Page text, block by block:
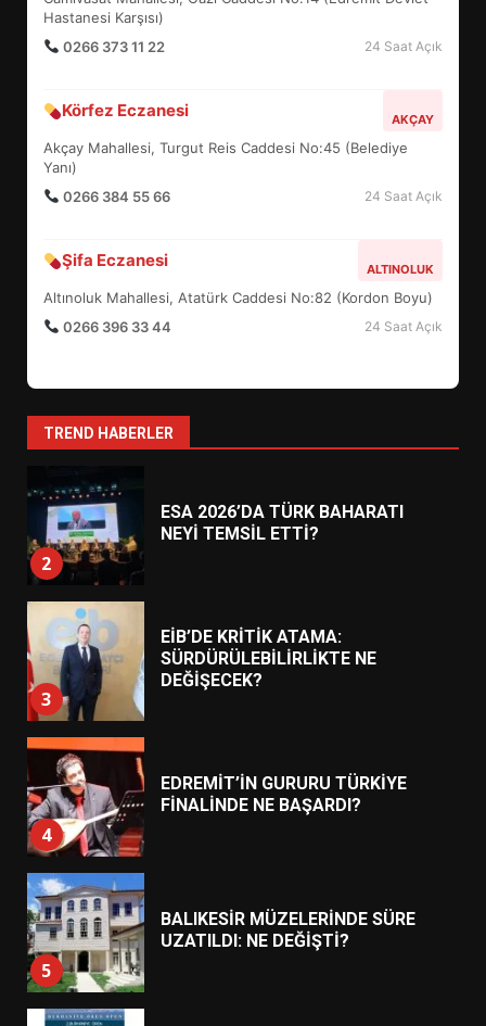
Hastanesi Karşısı)
0266 373 11 22
24 Saat Açık
Körfez Eczanesi AKÇAY
Akçay Mahallesi, Turgut Reis Caddesi No:45 (Belediye
Yanı)
0266 384 55 66
24 Saat Açık
Şifa Eczanesi ALTINOLUK
Altınoluk Mahallesi, Atatürk Caddesi No:82 (Kordon Boyu)
0266 396 33 44
24 Saat Açık
TREND HABERLER
5
6
TURNUVASI KAYITLARI NEYİ
7
YENİ YÖNETİM NASIL
ŞEKİLLENDİ?
1
HAREKETE GEÇİYOR: GÖZLER
2
ESA 2026’DA TÜRK BAHARATI
NEYİ TEMSİL ETTİ?
3
EİB’DE KRİTİK ATAMA:
SÜRDÜRÜLEBİLİRLİKTE NE
DEĞİŞECEK?
4
EDREMİT’İN GURURU TÜRKİYE
FİNALİNDE NE BAŞARDI?
5
BALIKESİR MÜZELERİNDE SÜRE
UZATILDI: NE DEĞİŞTİ?